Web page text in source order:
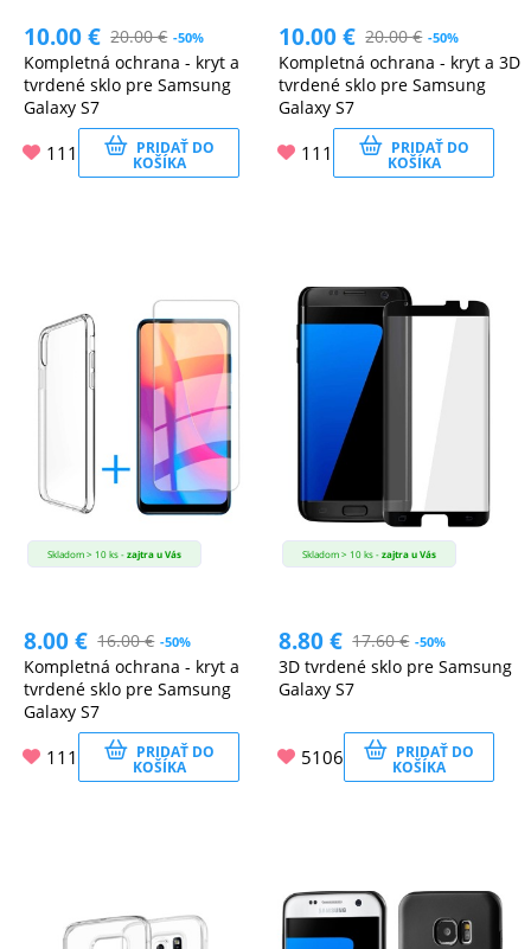
10.00€ 20.00€ -50%
Kompletná ochrana - kryt a
tvrdené sklo pre Samsung
Galaxy S7
111 PRIDAŤ DO
KOŠÍKA
10.00€ 20.00€ -50%
Kompletná ochrana - kryt a 3D
tvrdené sklo pre Samsung
Galaxy S7
111 PRIDAŤ DO
KOŠÍKA
Skladom > 10 ks -zajtra u Vás
8.00€ 16.00€ -50%
Kompletná ochrana - kryt a
tvrdené sklo pre Samsung
Galaxy S7
111 PRIDAŤ DO
KOŠÍKA
Skladom > 10 ks -zajtra u Vás
8.80€ 17.60€ -50%
3D tvrdené sklo pre Samsung
Galaxy S7
5106 PRIDAŤ DO
KOŠÍKA